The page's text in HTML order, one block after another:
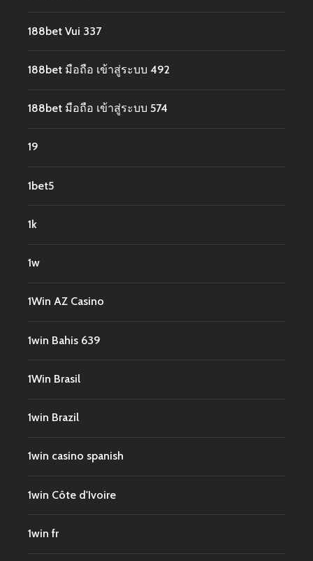
188bet Vui 337
188bet มือถือ เข้าสู่ระบบ 492
188bet มือถือ เข้าสู่ระบบ 574
19
1bet5
1k
1w
1Win AZ Casino
1win Bahis 639
1Win Brasil
1win Brazil
1win casino spanish
1win Côte d'Ivoire
1win fr